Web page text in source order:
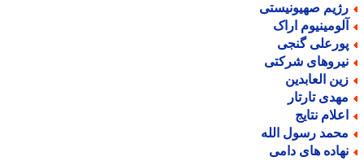
صهیونیستی
اراک
گنجی
شرکتی
العابدین
تارتار
نتایج
رسول الله
های دامی